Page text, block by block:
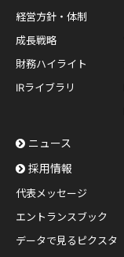
経営方針・体制
成長戦略
財務ハイライト
IRライブラリ
ニュース
採用情報
代表メッセージ
エントランスブック
データで見るピクスタ